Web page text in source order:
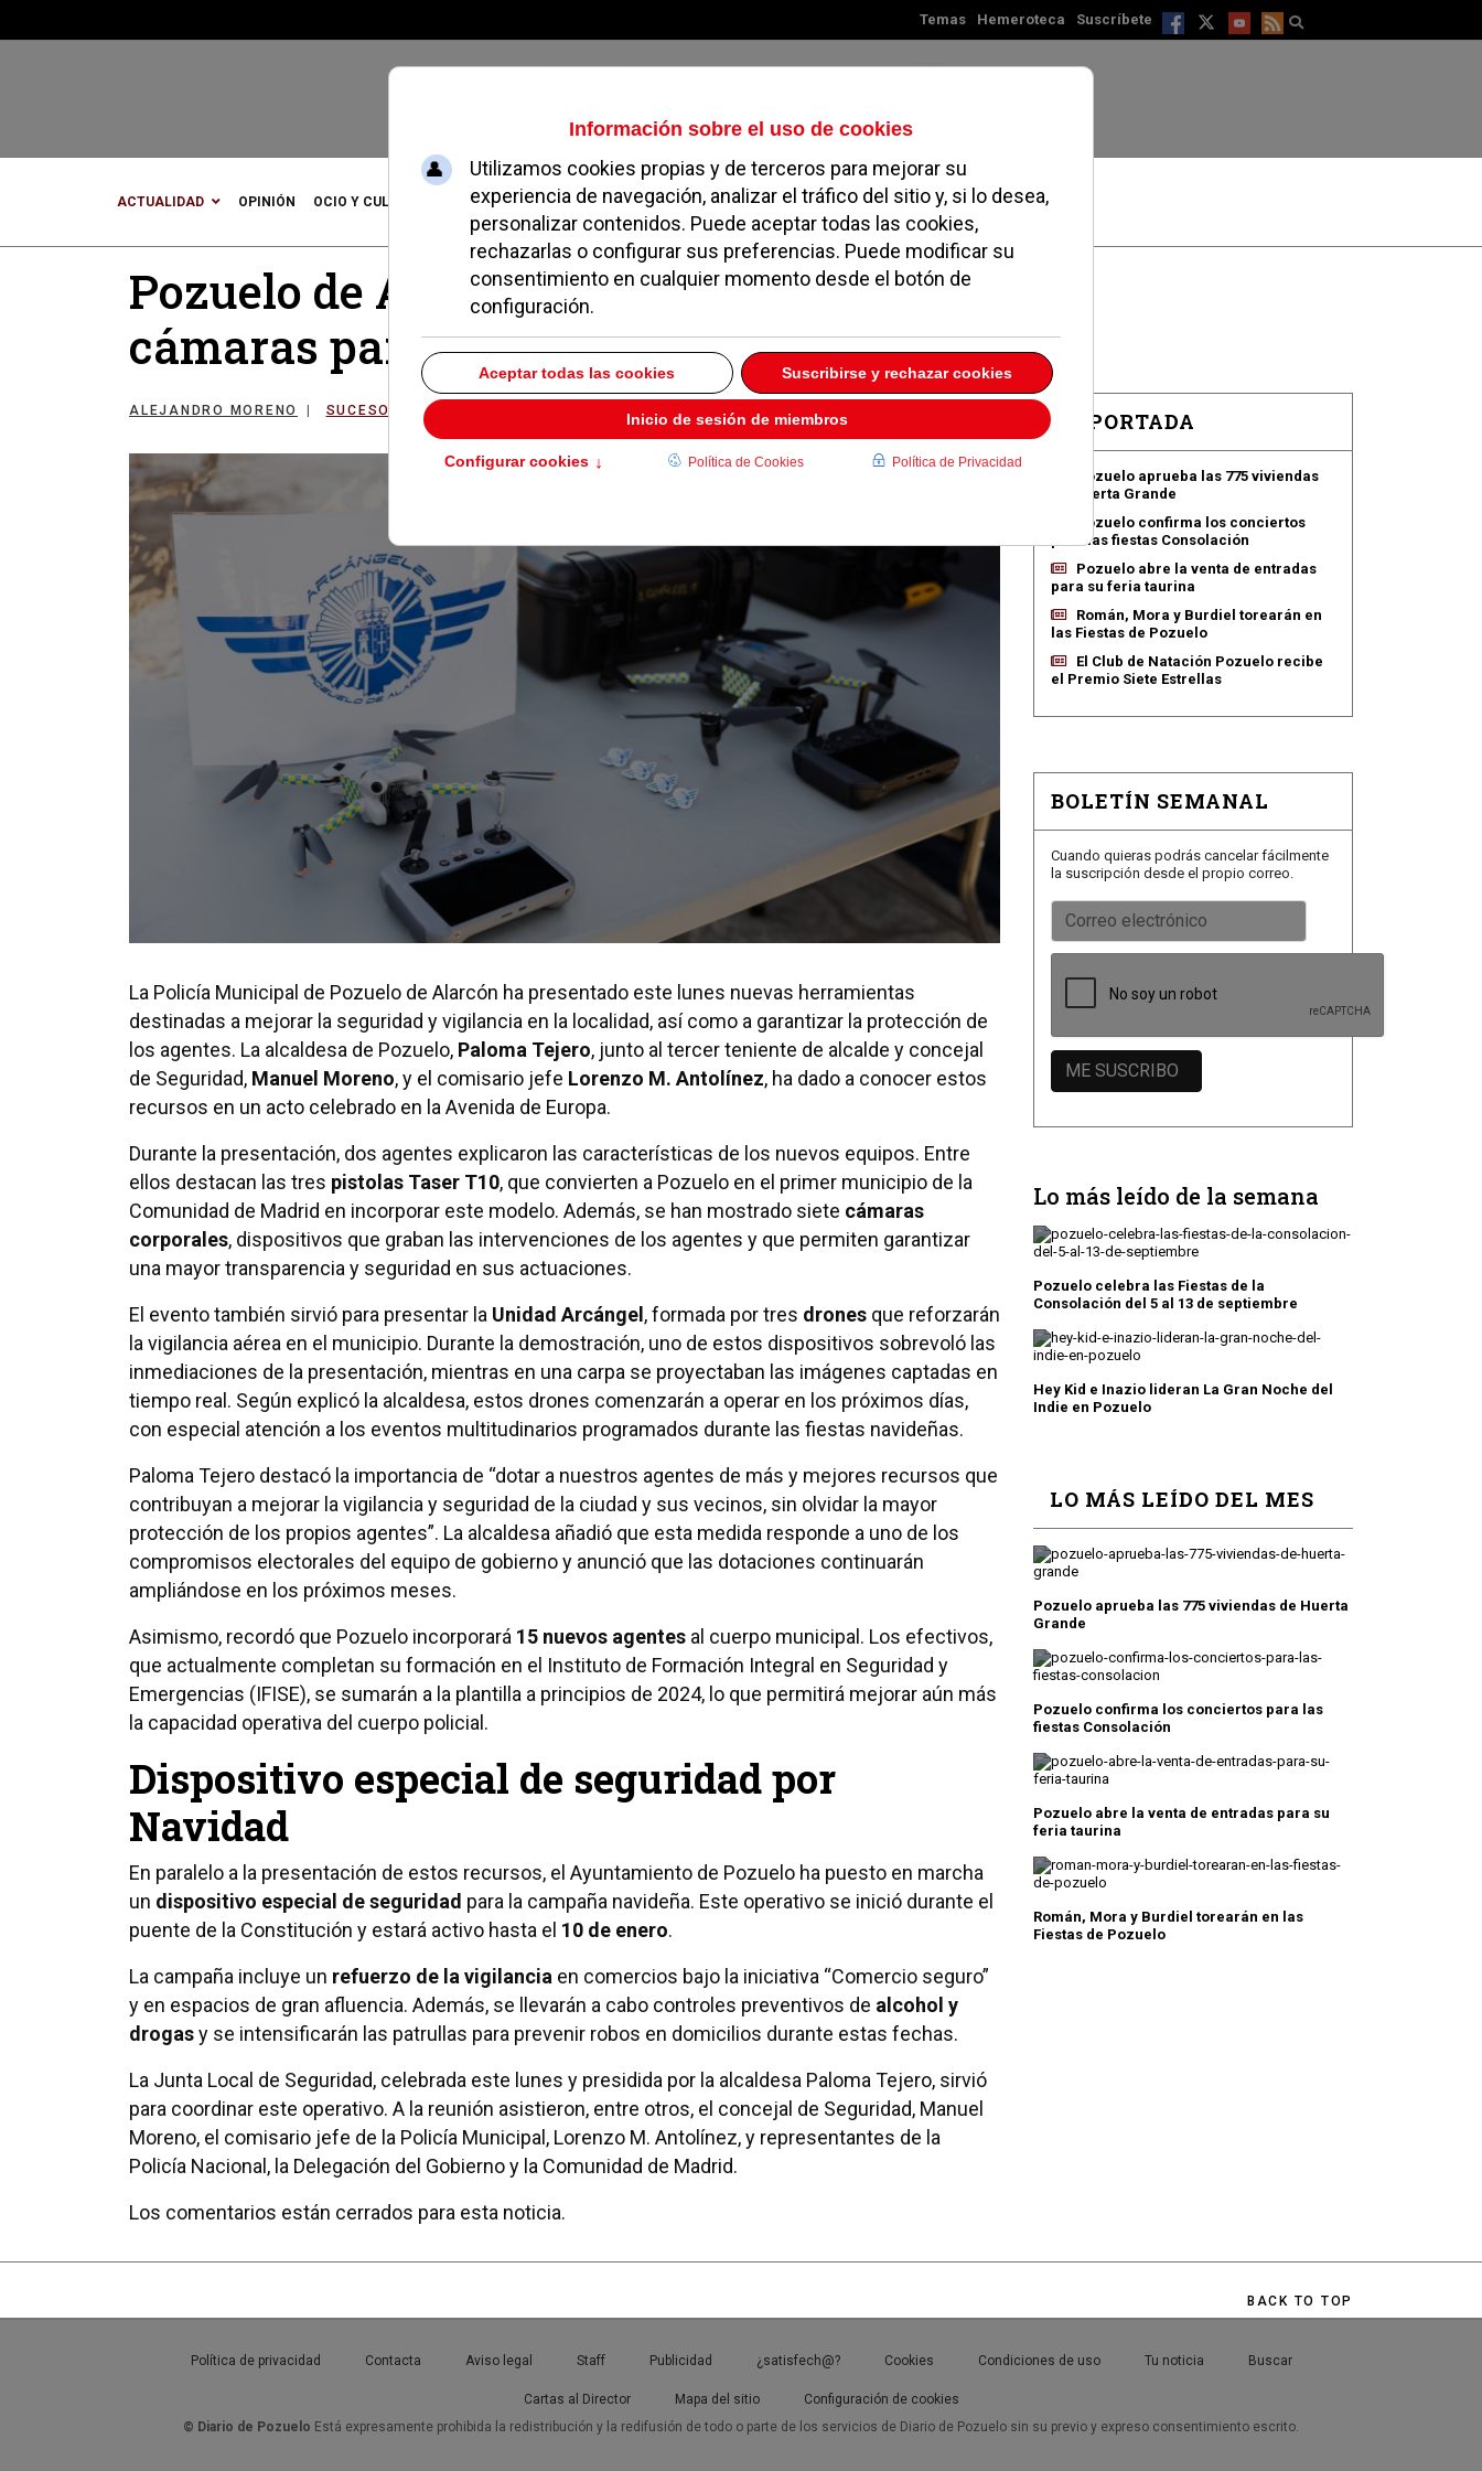
Temas Hemeroteca Suscríbete
Domingo, 09 de agosto de 2026
ACTUALIDAD OPINIÓN OCIO Y CULTURA DEPORTES MADRID NOROESTE SOCIEDAD MAGAZINE SERVICIOS
Pozuelo de Alarcón incorpora drones y
cámaras para reforzar la seguridad
ALEJANDRO MORENO SUCESOS, SEGURIDAD Y TRIBUNALES 17 DICIEMBRE 2024
La Policía Municipal de Pozuelo de Alarcón ha presentado este lunes nuevas herramientas
destinadas a mejorar la seguridad y vigilancia en la localidad, así como a garantizar la protección de
los agentes. La alcaldesa de Pozuelo, Paloma Tejero, junto al tercer teniente de alcalde y concejal
de Seguridad, Manuel Moreno, y el comisario jefe Lorenzo M. Antolínez, ha dado a conocer estos
recursos en un acto celebrado en la Avenida de Europa.
Durante la presentación, dos agentes explicaron las características de los nuevos equipos. Entre
ellos destacan las tres pistolas Taser T10, que convierten a Pozuelo en el primer municipio de la
Comunidad de Madrid en incorporar este modelo. Además, se han mostrado siete cámaras
corporales, dispositivos que graban las intervenciones de los agentes y que permiten garantizar
una mayor transparencia y seguridad en sus actuaciones.
El evento también sirvió para presentar la Unidad Arcángel , formada por tres drones que reforzarán
la vigilancia aérea en el municipio. Durante la demostración, uno de estos dispositivos sobrevoló las
inmediaciones de la presentación, mientras en una carpa se proyectaban las imágenes captadas en
tiempo real. Según explicó la alcaldesa, estos drones comenzarán a operar en los próximos días,
con especial atención a los eventos multitudinarios programados durante las fiestas navideñas.
Paloma Tejero destacó la importancia de “dotar a nuestros agentes de más y mejores recursos que
contribuyan a mejorar la vigilancia y seguridad de la ciudad y sus vecinos, sin olvidar la mayor
protección de los propios agentes”. La alcaldesa añadió que esta medida responde a uno de los
compromisos electorales del equipo de gobierno y anunció que las dotaciones continuarán
ampliándose en los próximos meses.
Asimismo, recordó que Pozuelo incorporará 15 nuevos agentes al cuerpo municipal. Los efectivos,
que actualmente completan su formación en el Instituto de Formación Integral en Seguridad y
Emergencias (IFISE), se sumarán a la plantilla a principios de 2024, lo que permitirá mejorar aún más
la capacidad operativa del cuerpo policial.
Dispositivo especial de seguridad por
Navidad
En paralelo a la presentación de estos recursos, el Ayuntamiento de Pozuelo ha puesto en marcha
un dispositivo especial de seguridad para la campaña navideña. Este operativo se inició durante el
puente de la Constitución y estará activo hasta el 10 de enero.
La campaña incluye un refuerzo de la vigilancia en comercios bajo la iniciativa “Comercio seguro”
y en espacios de gran afluencia. Además, se llevarán a cabo controles preventivos de alcohol y
drogasy se intensificarán las patrullas para prevenir robos en domicilios durante estas fechas.
La Junta Local de Seguridad, celebrada este lunes y presidida por la alcaldesa Paloma Tejero, sirvió
para coordinar este operativo. A la reunión asistieron, entre otros, el concejal de Seguridad, Manuel
Moreno, el comisario jefe de la Policía Municipal, Lorenzo M. Antolínez, y representantes de la
Policía Nacional, la Delegación del Gobierno y la Comunidad de Madrid.
Los comentarios están cerrados para esta noticia.
EN PORTADA
Pozuelo aprueba las 775 viviendas
de Huerta Grande
Pozuelo confirma los conciertos
para las fiestas Consolación
Pozuelo abre la venta de entradas
para su feria taurina
Román, Mora y Burdiel torearán en
las Fiestas de Pozuelo
El Club de Natación Pozuelo recibe
el Premio Siete Estrellas
BOLETÍN SEMANAL
Cuando quieras podrás cancelar fácilmente
la suscripción desde el propio correo.
Lo más leído de la semana
Pozuelo celebra las Fiestas de la
Consolación del 5 al 13 de septiembre
Hey Kid e Inazio lideran La Gran Noche del
Indie en Pozuelo
LO MÁS LEÍDO DEL MES
Pozuelo aprueba las 775 viviendas de Huerta
Grande
Pozuelo confirma los conciertos para las
fiestas Consolación
Pozuelo abre la venta de entradas para su
feria taurina
Román, Mora y Burdiel torearán en las
Fiestas de Pozuelo
BACK TO TOP
Política de privacidad Contacta Aviso legal Staff Publicidad ¿satisfech@? Cookies Condiciones de uso Tu noticia Buscar
Cartas al Director Mapa del sitio
Configuración de cookies
© Diario de Pozuelo Está expresamente prohibida la redistribución y la redifusión de todo o parte de los servicios de Diario de Pozuelo sin su previo y expreso consentimiento escrito.